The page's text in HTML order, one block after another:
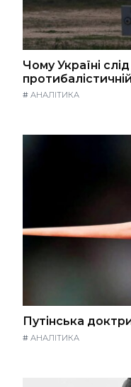
Чому Україні
# АНАЛІТИКА
Путінська
# АНАЛІТИКА